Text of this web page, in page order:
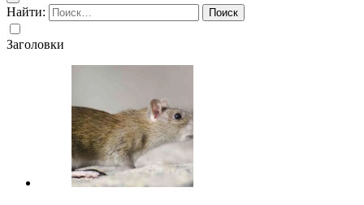
Найти:
Заголовки